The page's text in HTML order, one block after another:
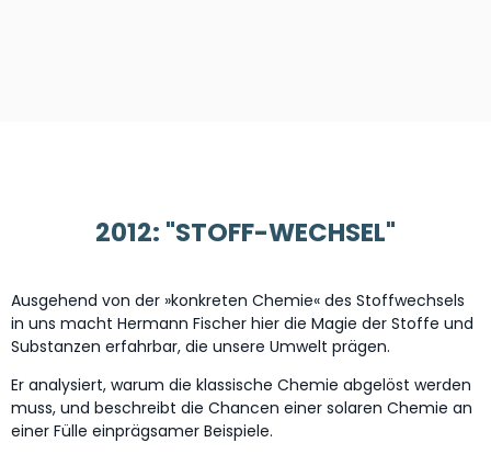
2012: "STOFF-WECHSEL"
Ausgehend von der »konkreten Chemie« des Stoffwechsels
in uns macht Hermann Fischer hier die Magie der Stoffe und
Substanzen erfahrbar, die unsere Umwelt prägen.
Er analysiert, warum die klassische Chemie abgelöst werden
muss, und beschreibt die Chancen einer solaren Chemie an
einer Fülle einprägsamer Beispiele.